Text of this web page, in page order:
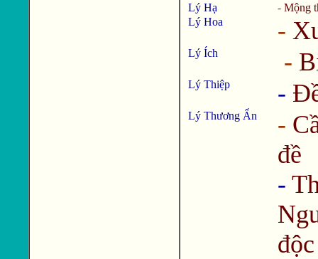
Lý Hạ - Mộng
Lý Hoa
-
Lý Ích -
Lý Thiệp -
Lý Thương Ẩn -
đề
-